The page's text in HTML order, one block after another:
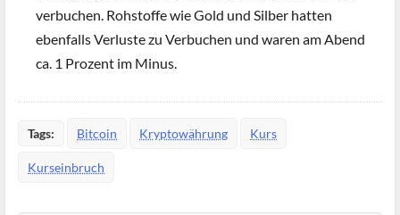
verbuchen. Rohstoffe wie Gold und Silber hatten
ebenfalls Verluste zu Verbuchen und waren am Abend
ca. 1 Prozent im Minus.
Tags: Bitcoin Kryptowährung Kurs
Kurseinbruch